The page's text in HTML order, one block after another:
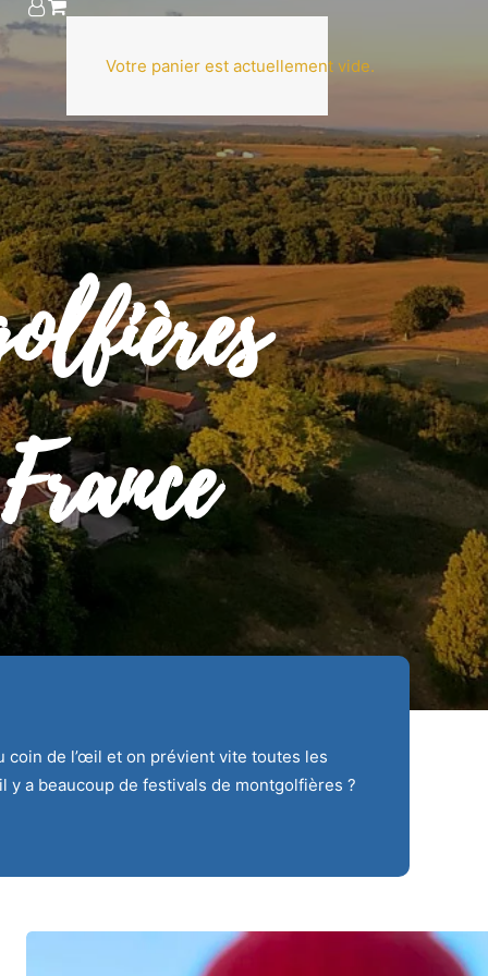
Votre panier est actuellement vide.
coin de l’œil et on prévient vite toutes les
y a beaucoup de festivals de montgolfières ?